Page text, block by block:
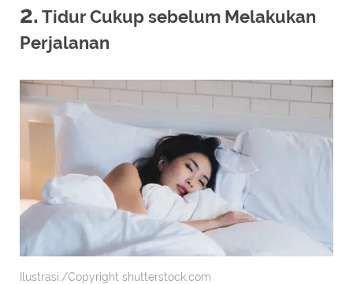
2. Tidur Cukup sebelum Melakukan
Perjalanan
Ilustrasi./Copyright shutterstock.com